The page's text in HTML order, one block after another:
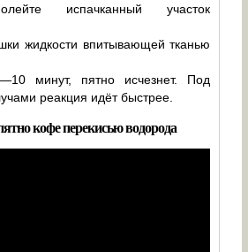
испачканный участок
жидкости впитывающей тканью
минут, пятно исчезнет. Под
реакция идёт быстрее.
кофе перекисью водорода